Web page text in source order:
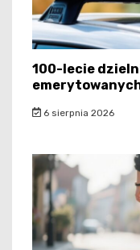
100-lecie
6 sierpnia 2026